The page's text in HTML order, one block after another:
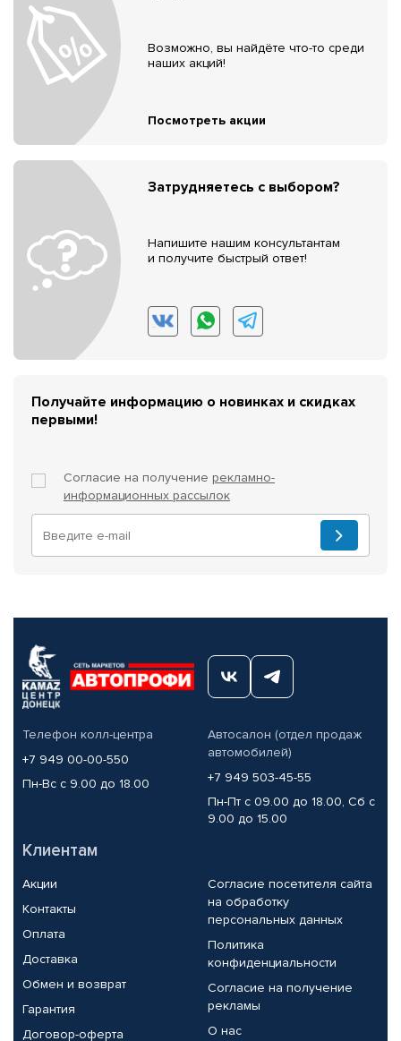
Возможно, вы найдёте что-то среди
наших акций!
Посмотреть акции
Затрудняетесь с выбором?
Напишите нашим консультантам
и получите быстрый ответ!
Получайте информацию о новинках и скидках
первыми!
Согласие на получение рекламно-
информационных рассылок
Телефон колл-центра
+7 949 00-00-550
Пн-Вс с 9.00 до 18.00
Автосалон (отдел продаж
автомобилей)
+7 949 503-45-55
Пн-Пт с 09.00 до 18.00, Сб с
9.00 до 15.00
Клиентам
Акции
Контакты
Оплата
Доставка
Обмен и возврат
Гарантия
Договор-оферта
Согласие посетителя сайта
на обработку
персональных данных
Политика
конфиденциальности
Согласие на получение
рекламы
О нас